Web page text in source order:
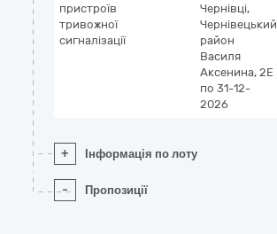
пристроїв
тривожної
сигналізації
Чернівці,
Чернівецький
район
Василя
Аксенина, 2Е
по 31-12-
2026
+ Інформація по лоту
- Пропозиції